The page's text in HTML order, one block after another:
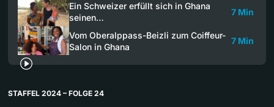
Ein Schweizer erfüllt sich in Ghana
seinen…
7 Min
Vom Oberalppass-Beizli zum Coiffeur-
Salon in Ghana
7 Min
STAFFEL 2024 – FOLGE 24